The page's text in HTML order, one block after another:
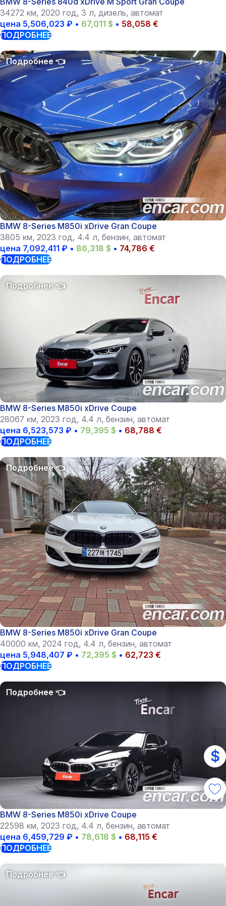
34272 км, 2020 год, 3 л, дизель, автомат
цена 5,506,023 ₽ • 67,011 $ • 58,058 €
ПОДРОБНЕЕ
BMW 8-Series M850i xDrive Gran Coupe
3805 км, 2023 год, 4.4 л, бензин, автомат
цена 7,092,411 ₽ • 86,318 $ • 74,786 €
ПОДРОБНЕЕ
BMW 8-Series M850i xDrive Coupe
28067 км, 2023 год, 4.4 л, бензин, автомат
цена 6,523,573 ₽ • 79,395 $ • 68,788 €
ПОДРОБНЕЕ
BMW 8-Series M850i xDrive Gran Coupe
40000 км, 2024 год, 4.4 л, бензин, автомат
цена 5,948,407 ₽ • 72,395 $ • 62,723 €
ПОДРОБНЕЕ
BMW 8-Series M850i xDrive Coupe
22598 км, 2023 год, 4.4 л, бензин, автомат
цена 6,459,729 ₽ • 78,618 $ • 68,115 €
ПОДРОБНЕЕ
$